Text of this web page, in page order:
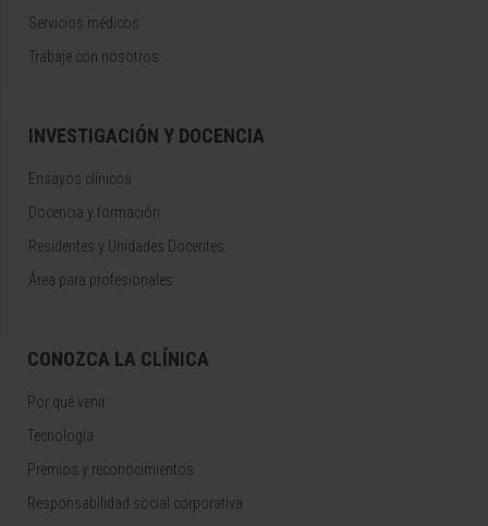
Servicios médicos
Trabaje con nosotros
INVESTIGACIÓN Y DOCENCIA
Ensayos clínicos
Docencia y formación
Residentes y Unidades Docentes
Área para profesionales
CONOZCA LA CLÍNICA
Por qué venir
Tecnología
Premios y reconocimientos
Responsabilidad social corporativa